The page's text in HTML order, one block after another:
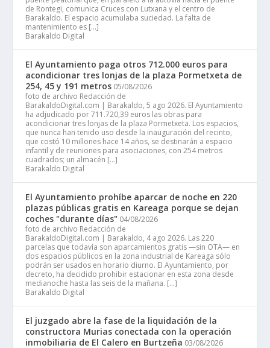
de Rontegi, comunica Cruces con Lutxana y el centro de
Barakaldo. El espacio acumulaba suciedad. La falta de
mantenimiento es […]
Barakaldo Digital
El Ayuntamiento paga otros 712.000 euros para
acondicionar tres lonjas de la plaza Pormetxeta de
254, 45 y 191 metros 05/08/2026
foto de archivo Redacción de
BarakaldoDigital.com | Barakaldo, 5 ago 2026. El Ayuntamiento
ha adjudicado por 711.720,39 euros las obras para
acondicionar tres lonjas de la plaza Pormetxeta. Los espacios,
que nunca han tenido uso desde la inauguración del recinto,
que costó 10 millones hace 14 años, se destinarán a espacio
infantil y de reuniones para asociaciones, con 254 metros
cuadrados; un almacén […]
Barakaldo Digital
El Ayuntamiento prohíbe aparcar de noche en 220
plazas públicas gratis en Kareaga porque se dejan
coches "durante días" 04/08/2026
foto de archivo Redacción de
BarakaldoDigital.com | Barakaldo, 4 ago 2026. Las 220
parcelas que todavía son aparcamientos gratis —sin OTA— en
dos espacios públicos en la zona industrial de Kareaga sólo
podrán ser usados en horario diurno. El Ayuntamiento, por
decreto, ha decidido prohibir estacionar en esta zona desde
medianoche hasta las seis de la mañana. […]
Barakaldo Digital
El juzgado abre la fase de la liquidación de la
constructora Murias conectada con la operación
inmobiliaria de El Calero en Burtzeña 03/08/2026